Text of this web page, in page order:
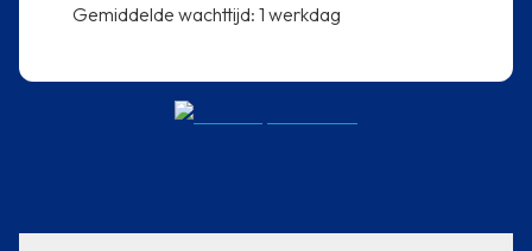
⁠Gemiddelde wachttijd: 1 werkdag